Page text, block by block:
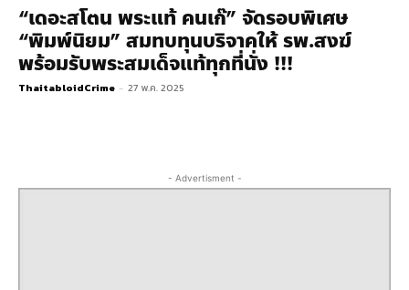
“เดอะสโตน พระแท้ คนเก๊” จัดรอบพิเศษ
“พิมพ์นิยม” สมทบทุนบริจาคให้ รพ.สงฆ์
พร้อมรับพระสมเด็จแท้ทุกที่นั่ง !!!
ThaitabloidCrime - 27 พ.ค. 2025
- Advertisment -